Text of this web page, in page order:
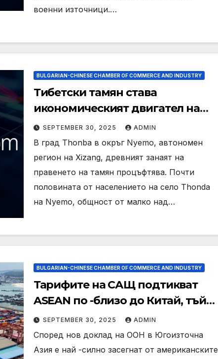
военни източници.…
BULGARIAN-CHINESE CHAMBER OF COMMERCE AND INDUSTRY
Тибетски тамян става
икономическият двигател на
село Сизанг
SEPTEMBER 30, 2025 ADMIN
В град Thonba в окръг Nyemo, автономен
регион на Xizang, древният занаят на
правенето на тамян процъфтява. Почти
половината от населението на село Thonda
на Nyemo, общност от малко над…
BULGARIAN-CHINESE CHAMBER OF COMMERCE AND INDUSTRY
Тарифите на САЩ подтикват
ASEAN по -близо до Китай, тъй
като ООН казва, че милиарди
износ на линия
SEPTEMBER 30, 2025 ADMIN
Според нов доклад на ООН в Югоизточна
Азия е най -силно засегнат от американските